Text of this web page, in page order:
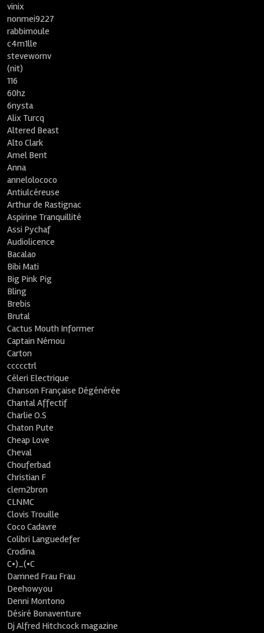
vinix
nonmei9227
rabbimoule
c4m1lle
stevewornv
(nit)
116
60hz
6nysta
Alix Turcq
Altered Beast
Alto Clark
Amel Bent
Anna
annelolococo
Antiulcéreuse
Arthur de Rastignac
Aspirine Tranquillité
Assi Pychaf
Audiolicence
Bacalao
Bibi Mati
Big Pink Pig
Bling
Brebis
Brutal
Cactus Mouth Informer
Captain Némou
Carton
ccccctrl
Céleri Electrique
Chanson Française Dégénérée
Chantal Affectif
Charlie O.S
Chaton Pute
Cheap Love
Cheval
Chouferbad
Christian F
clem2bron
CLNMC
Clovis Trouille
Coco Cadavre
Colibri Languedefer
Crodina
C•)_(•C
Damned Frau Frau
Deehowyou
Denni Montono
Désiré Bonaventure
Dj Alfred Hitchcock magazine